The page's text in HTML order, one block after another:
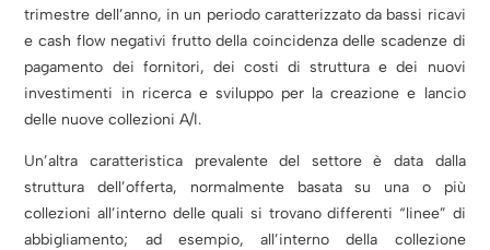
trimestre dell’anno, in un periodo caratterizzato da bassi ricavi
e cash flow negativi frutto della coincidenza delle scadenze di
pagamento dei fornitori, dei costi di struttura e dei nuovi
investimenti in ricerca e sviluppo per la creazione e lancio
delle nuove collezioni A/I.
Un’altra caratteristica prevalente del settore è data dalla
struttura dell’offerta, normalmente basata su una o più
collezioni all’interno delle quali si trovano differenti “linee” di
abbigliamento; ad esempio, all’interno della collezione